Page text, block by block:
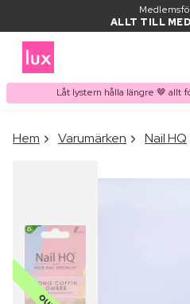
ALLT TILL
Låt lystern hålla längre 🤎 allt
PRODUKT I
Hem Varumärken Nail HQ